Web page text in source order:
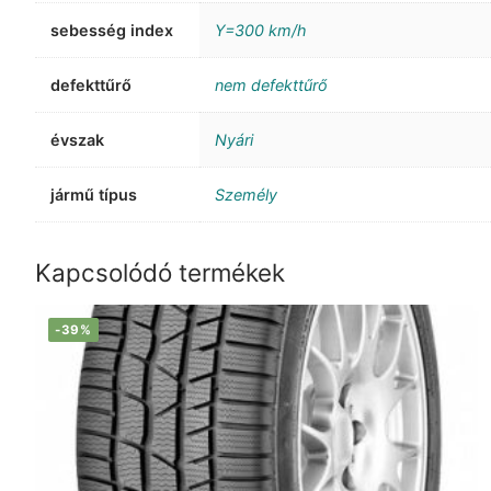
sebesség index Y=300 km/h
defekttűrő nem defekttűrő
évszak Nyári
jármű típus Személy
Kapcsolódó termékek
-39%